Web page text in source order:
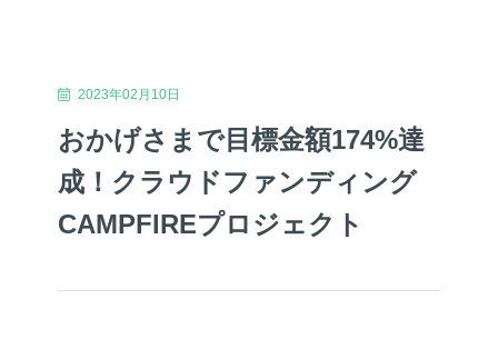
2023年02月10日
おかげさまで目標金額174%達
成！クラウドファンディング
CAMPFIREプロジェクト